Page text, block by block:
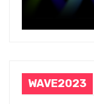
WAVE2023